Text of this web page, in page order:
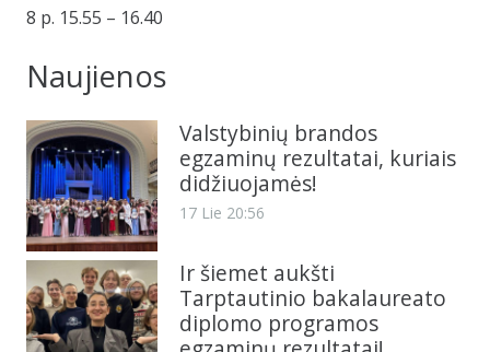
8 p. 15.55 – 16.40
Naujienos
Valstybinių brandos
egzaminų rezultatai, kuriais
didžiuojamės!
17 Lie 20:56
Ir šiemet aukšti
Tarptautinio bakalaureato
diplomo programos